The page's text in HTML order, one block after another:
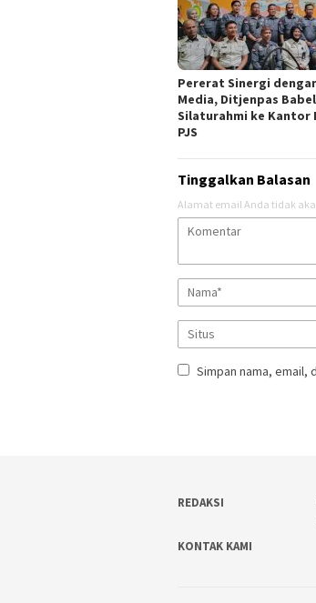
Pererat Sinergi
Media, Ditjenpas Babel
Silaturahmi ke Kantor
PJS
Tinggalkan Balasan
Alamat email Anda tidak
Simpan nama, email,
REDAKSI
KONTAK KAMI